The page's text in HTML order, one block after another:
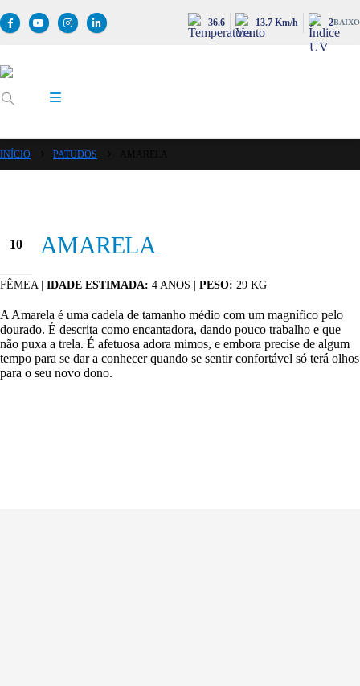
36.6 13.7 Km/h 2BAIXO
INÍCIO PATUDOS
10 AMARELA
FÊMEA | IDADE ESTIMADA: 4 ANOS | PESO: 29 KG
A Amarela é uma cadela de tamanho médio com um magnífico pelo
dourado. É descrita como encantadora, dando pouco trabalho e que
não puxa a trela. É afetuosa adora mimos, e embora precise de algum
tempo para se dar a conhecer quando se sentir confortável só terá olhos
para o seu novo dono.